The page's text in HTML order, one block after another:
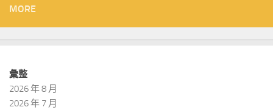
MORE
彙整
2026 年 8 月
2026 年 7 月